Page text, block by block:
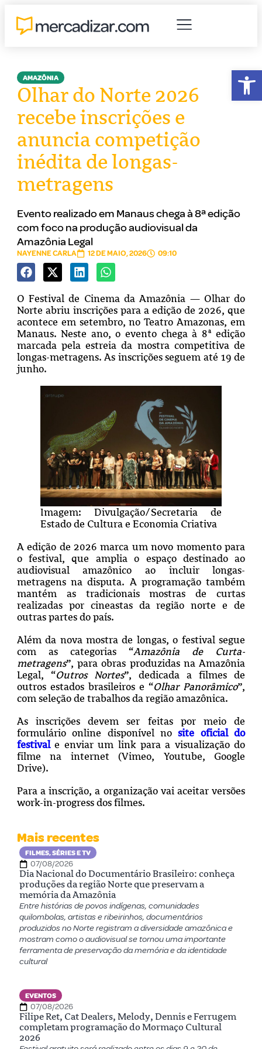
AMAZÔNIA
Olhar do Norte 2026
recebe inscrições e
anuncia competição
inédita de longas-
metragens
Evento realizado em Manaus chega à 8ª edição
com foco na produção audiovisual da
Amazônia Legal
NAYENNE CARLA 12 DE MAIO, 2026 09:10
O Festival de Cinema da Amazônia — Olhar do
Norte abriu inscrições para a edição de 2026, que
acontece em setembro, no Teatro Amazonas, em
Manaus. Neste ano, o evento chega à 8ª edição
marcada pela estreia da mostra competitiva de
longas-metragens. As inscrições seguem até 19 de
junho.
Imagem: Divulgação/Secretaria de
Estado de Cultura e Economia Criativa
A edição de 2026 marca um novo momento para
o festival, que amplia o espaço destinado ao
audiovisual amazônico ao incluir longas-
metragens na disputa. A programação também
mantém as tradicionais mostras de curtas
realizadas por cineastas da região norte e de
outras partes do país.
Além da nova mostra de longas, o festival segue
com as categorias “Amazônia de Curta-
metragens”, para obras produzidas na Amazônia
Legal, “Outros Nortes”, dedicada a filmes de
outros estados brasileiros e “Olhar Panorâmico”,
com seleção de trabalhos da região amazônica.
As inscrições devem ser feitas por meio de
formulário online disponível nosite oficial do
festivale enviar um link para a visualização do
filme na internet (Vimeo, Youtube, Google
Drive).
Para a inscrição, a organização vai aceitar versões
work-in-progress dos filmes.
Mais recentes
FILMES, SÉRIES E TV
07/08/2026
Dia Nacional do Documentário Brasileiro: conheça
produções da região Norte que preservam a
memória da Amazônia
Entre histórias de povos indígenas, comunidades
quilombolas, artistas e ribeirinhos, documentários
produzidos no Norte registram a diversidade amazônica e
mostram como o audiovisual se tornou uma importante
ferramenta de preservação da memória e da identidade
cultural
EVENTOS
07/08/2026
Filipe Ret, Cat Dealers, Melody, Dennis e Ferrugem
completam programação do Mormaço Cultural
2026